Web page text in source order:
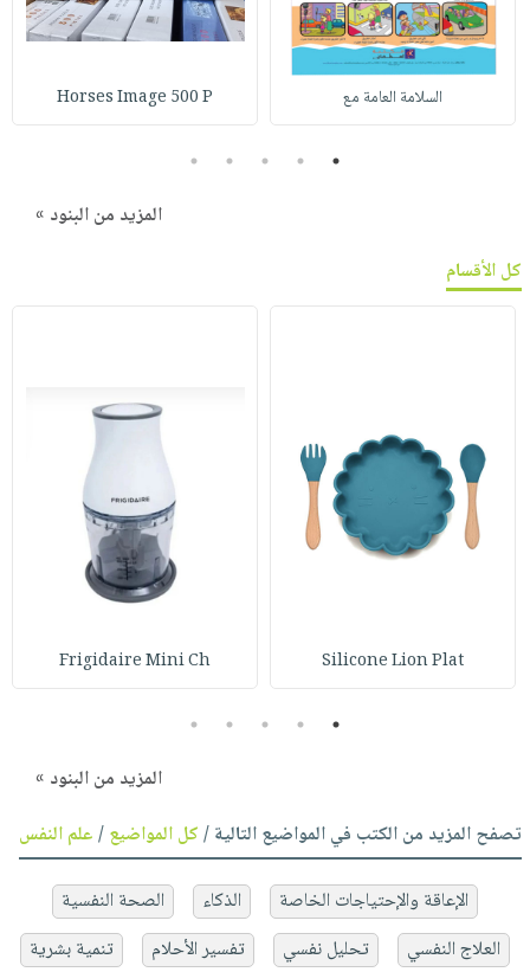
السلامة العامة مع Horses Image 500 P
1
2
3
4
5
المزيد من البنود »
كل الأقسام
Silicone Lion Plat
Frigidaire Mini Ch
1
2
3
4
5
المزيد من البنود »
تصفح المزيد من الكتب في المواضيع التالية /كل المواضيع/علم النفس
الإعاقة والإحتياجات الخاصة الذكاء
الصحة النفسية
العلاج النفسي
تحليل نفسي تفسير الأحلام
تنمية بشرية